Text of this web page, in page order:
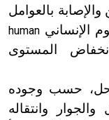
بالعوامل
الإنساني human
المستوى
حسب وجوده
وانتقاله